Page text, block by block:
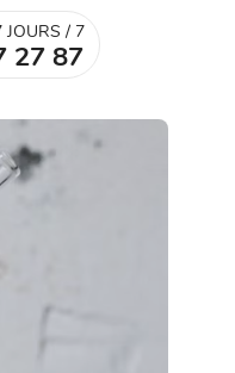
JOURS / 7
27 87